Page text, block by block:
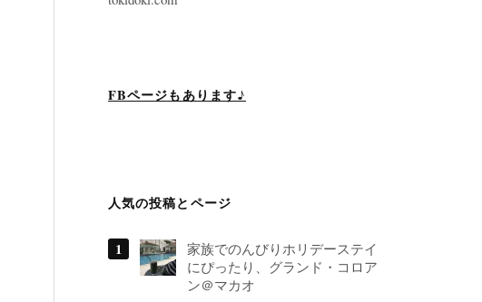
FBページもあります♪
人気の投稿とページ
家族でのんびりホリデーステイ
にぴったり、グランド・コロア
ン＠マカオ